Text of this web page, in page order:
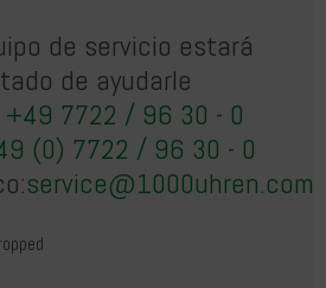
de servicio estará
de ayudarle
+49 7722 / 96 30 - 0
(0) 7722 / 96 30 - 0
service@1000uhren.com